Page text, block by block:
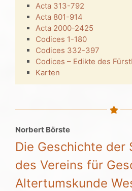
Acta 313-792
Acta 801-914
Acta 2000-2425
Codices 1-180
Codices 332-397
Codices – Edikte des
Karten
Norbert Börste
Die Geschichte der
des Vereins für
Altertumskunde